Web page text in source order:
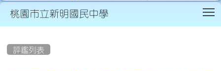
桃園市立新明國民中學
評鑑列表